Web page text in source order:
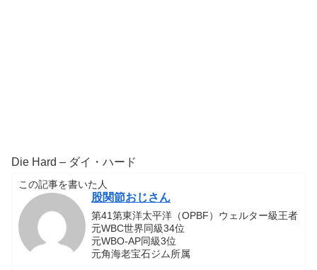
Die Hard – ダイ・ハード
この記事を書いた人
股関節おじさん
第41第東洋太平洋（OPBF）ウェルター級王者
元WBC世界同級34位
元WBO-AP同級3位
元角海老宝石ジム所属